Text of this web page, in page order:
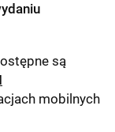
są
mobilnych